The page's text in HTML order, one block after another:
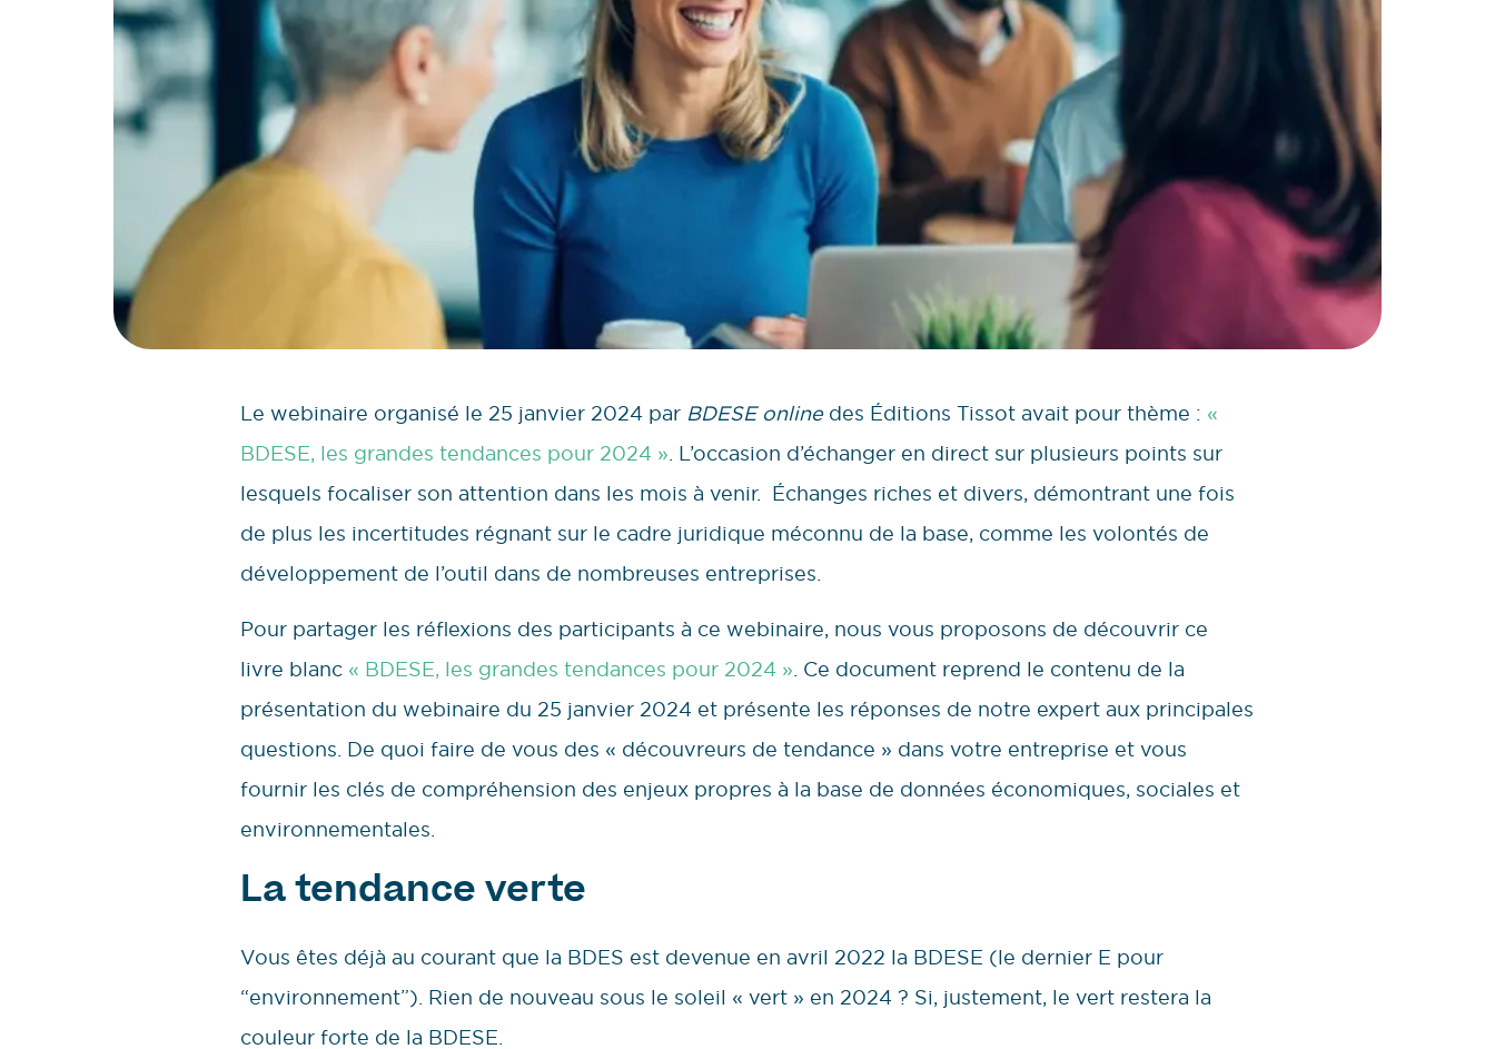
Le webinaire organisé le 25 janvier 2024 par BDESE online des Éditions Tissot avait pour thème : «
BDESE, les grandes tendances pour 2024 ». L’occasion d’échanger en direct sur plusieurs points sur
lesquels focaliser son attention dans les mois à venir. Échanges riches et divers, démontrant une fois
de plus les incertitudes régnant sur le cadre juridique méconnu de la base, comme les volontés de
développement de l’outil dans de nombreuses entreprises.
Pour partager les réflexions des participants à ce webinaire, nous vous proposons de découvrir ce
livre blanc « BDESE, les grandes tendances pour 2024 ». Ce document reprend le contenu de la
présentation du webinaire du 25 janvier 2024 et présente les réponses de notre expert aux principales
questions. De quoi faire de vous des « découvreurs de tendance » dans votre entreprise et vous
fournir les clés de compréhension des enjeux propres à la base de données économiques, sociales et
environnementales.
La tendance verte
Vous êtes déjà au courant que la BDES est devenue en avril 2022 la BDESE (le dernier E pour
“environnement”). Rien de nouveau sous le soleil « vert » en 2024 ? Si, justement, le vert restera la
couleur forte de la BDESE.